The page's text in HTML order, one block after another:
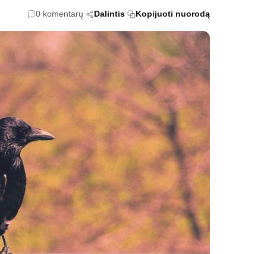
Karjera
Psichologinė sveikata
Privatumo politika
Reklamos politika
Slapukų politika
0 komentarų Dalintis Kopijuoti nuorodą